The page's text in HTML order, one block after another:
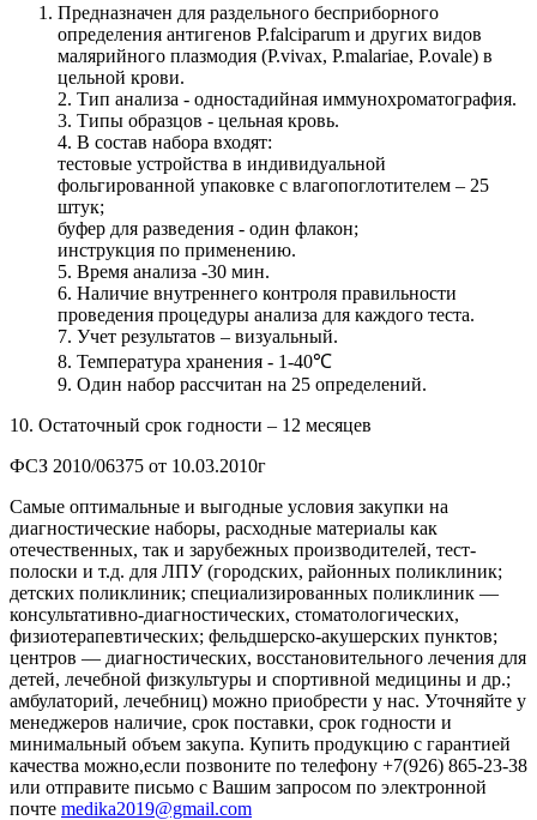
Предназначен для раздельного бесприборного
определения антигенов P.falciparum и других видов
малярийного плазмодия (P.vivax, P.malariae, P.ovale) в
цельной крови.
2. Тип анализа - одностадийная иммунохроматография.
3. Типы образцов - цельная кровь.
4. В состав набора входят:
тестовые устройства в индивидуальной
фольгированной упаковке с влагопоглотителем – 25
штук;
буфер для разведения - один флакон;
инструкция по применению.
5. Время анализа -30 мин.
6. Наличие внутреннего контроля правильности
проведения процедуры анализа для каждого теста.
7. Учет результатов – визуальный.
8. Температура хранения - 1-40℃
9. Один набор рассчитан на 25 определений.
10. Остаточный срок годности – 12 месяцев
ФСЗ 2010/06375 от 10.03.2010г
Самые оптимальные и выгодные условия закупки на
диагностические наборы, расходные материалы как
отечественных, так и зарубежных производителей, тест-
полоски и т.д. для ЛПУ (городских, районных поликлиник;
детских поликлиник; специализированных поликлиник —
консультативно-диагностических, стоматологических,
физиотерапевтических; фельдшерско-акушерских пунктов;
центров — диагностических, восстановительного лечения для
детей, лечебной физкультуры и спортивной медицины и др.;
амбулаторий, лечебниц) можно приобрести у нас. Уточняйте у
менеджеров наличие, срок поставки, срок годности и
минимальный объем закупа. Купить продукцию с гарантией
качества можно,если позвоните по телефону +7(926) 865-23-38
или отправите письмо с Вашим запросом по электронной
почте medika2019@gmail.com